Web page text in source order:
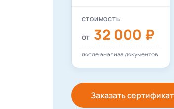
СТОИМОСТЬ
от 32 000 ₽
после анализа документов
Заказать сертификат